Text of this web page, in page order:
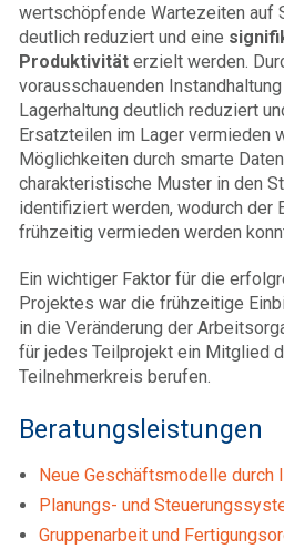
wertschöpfende Wartezeiten auf
deutlich reduziert und eine
Produktivität erzielt werden.
vorausschauenden
Lagerhaltung deutlich reduziert
Ersatzteilen im Lager vermieden
Möglichkeiten durch smarte
charakteristische Muster in den
identifiziert werden, wodurch der
frühzeitig vermieden werden
Ein wichtiger Faktor für die
Projektes war die frühzeitige
in die Veränderung der
für jedes Teilprojekt ein Mitglied
Teilnehmerkreis berufen.
Beratungsleistungen
Neue Geschäftsmodelle durch
Planungs- und
Gruppenarbeit und